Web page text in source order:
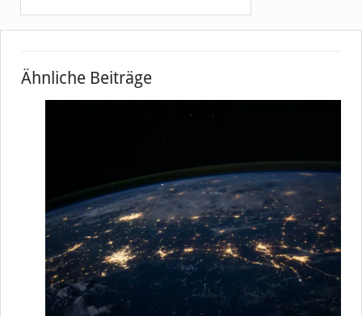
Ähnliche Beiträge